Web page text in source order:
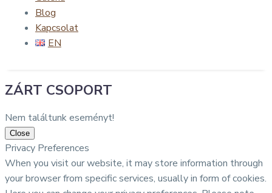
Blog
Kapcsolat
EN
ZÁRT CSOPORT
Nem találtunk eseményt!
Close
Privacy Preferences
When you visit our website, it may store information through
your browser from specific services, usually in form of cookies.